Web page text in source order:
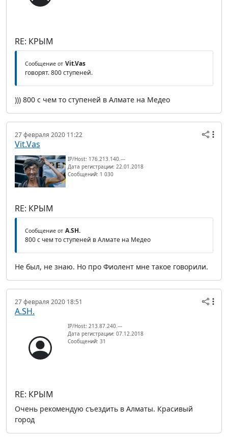
RE: КРЫМ
Сообщение от Vit.Vas
говорят. 800 ступеней.
))) 800 с чем то ступеней в Алмате на Медео
27 февраля 2020 11:22
Vit.Vas
IP/Host: 176.213.140.---
Дата регистрации: 22.01.2018
Сообщений: 1 030
RE: КРЫМ
Сообщение от A.SH.
800 с чем то ступеней в Алмате на Медео
Не был, не знаю. Но про Фиолент мне такое говорили.
27 февраля 2020 18:51
A.SH.
IP/Host: 213.87.240.---
Дата регистрации: 07.12.2018
Сообщений: 31
RE: КРЫМ
Очень рекомендую съездить в Алматы. Красивый
город